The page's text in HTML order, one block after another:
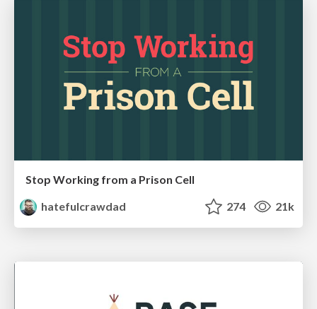
Stop Working from a Prison Cell
hatefulcrawdad
274 21k